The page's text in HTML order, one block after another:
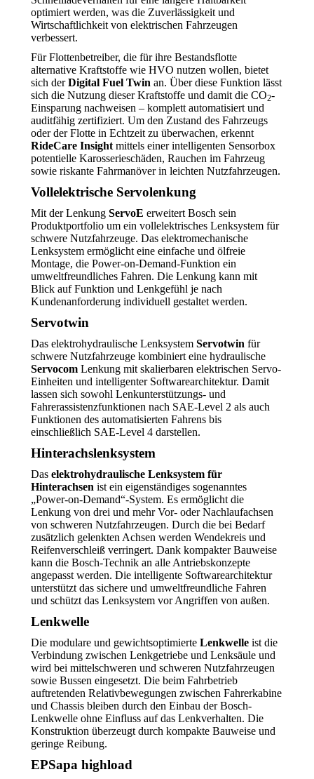
optimiert werden, was die Zuverlässigkeit und
Wirtschaftlichkeit von elektrischen Fahrzeugen
verbessert.
Für Flottenbetreiber, die für ihre Bestandsflotte
alternative Kraftstoffe wie HVO nutzen wollen, bietet
sich derDigital Fuel Twin an. Über diese Funktion lässt
sich die Nutzung dieser Kraftstoffe und damit die CO2-
Einsparung nachweisen – komplett automatisiert und
auditfähig zertifiziert. Um den Zustand des Fahrzeugs
oder der Flotte in Echtzeit zu überwachen, erkennt
RideCare Insight mittels einer intelligenten Sensorbox
potentielle Karosserieschäden, Rauchen im Fahrzeug
sowie riskante Fahrmanöver in leichten Nutzfahrzeugen.
Vollelektrische Servolenkung
Mit der Lenkung ServoE erweitert Bosch sein
Produktportfolio um ein vollelektrisches Lenksystem für
schwere Nutzfahrzeuge. Das elektromechanische
Lenksystem ermöglicht eine einfache und ölfreie
Montage, die Power-on-Demand-Funktion ein
umweltfreundliches Fahren. Die Lenkung kann mit
Blick auf Funktion und Lenkgefühl je nach
Kundenanforderung individuell gestaltet werden.
Servotwin
Das elektrohydraulische Lenksystem Servotwin für
schwere Nutzfahrzeuge kombiniert eine hydraulische
Servocom Lenkung mit skalierbaren elektrischen Servo-
Einheiten und intelligenter Softwarearchitektur. Damit
lassen sich sowohl Lenkunterstützungs- und
Fahrerassistenzfunktionen nach SAE-Level 2 als auch
Funktionen des automatisierten Fahrens bis
einschließlich SAE-Level 4 darstellen.
Hinterachslenksystem
Das elektrohydraulische Lenksystem für
Hinterachsen ist ein eigenständiges sogenanntes
„Power-on-Demand“-System. Es ermöglicht die
Lenkung von drei und mehr Vor- oder Nachlaufachsen
von schweren Nutzfahrzeugen. Durch die bei Bedarf
zusätzlich gelenkten Achsen werden Wendekreis und
Reifenverschleiß verringert. Dank kompakter Bauweise
kann die Bosch-Technik an alle Antriebskonzepte
angepasst werden. Die intelligente Softwarearchitektur
unterstützt das sichere und umweltfreundliche Fahren
und schützt das Lenksystem vor Angriffen von außen.
Lenkwelle
Die modulare und gewichtsoptimierte Lenkwelle ist die
Verbindung zwischen Lenkgetriebe und Lenksäule und
wird bei mittelschweren und schweren Nutzfahrzeugen
sowie Bussen eingesetzt. Die beim Fahrbetrieb
auftretenden Relativbewegungen zwischen Fahrerkabine
und Chassis bleiben durch den Einbau der Bosch-
Lenkwelle ohne Einfluss auf das Lenkverhalten. Die
Konstruktion überzeugt durch kompakte Bauweise und
geringe Reibung.
EPSapa highload